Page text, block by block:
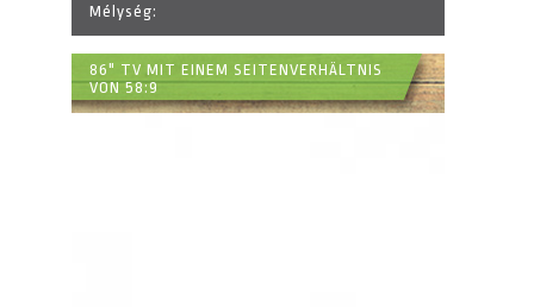
Mélység:
86" TV MIT EINEM SEITENVERHÄLTNIS
VON 58:9